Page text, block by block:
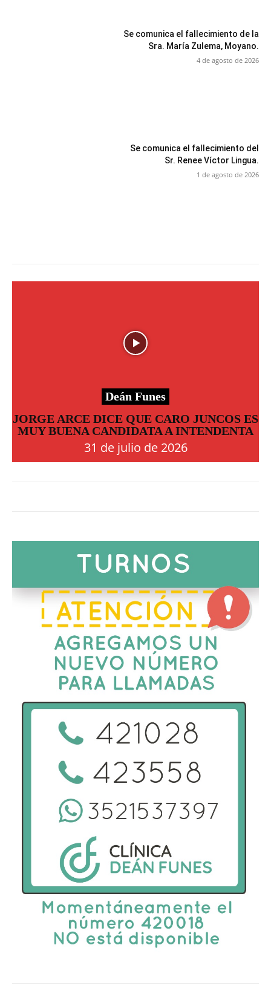
Se comunica el fallecimiento de la
Sra. María Zulema, Moyano.
4 de agosto de 2026
Se comunica el fallecimiento del
Sr. Renee Víctor Lingua.
1 de agosto de 2026
Deán Funes
JORGE ARCE DICE QUE CARO JUNCOS ES
MUY BUENA CANDIDATA A INTENDENTA
31 de julio de 2026